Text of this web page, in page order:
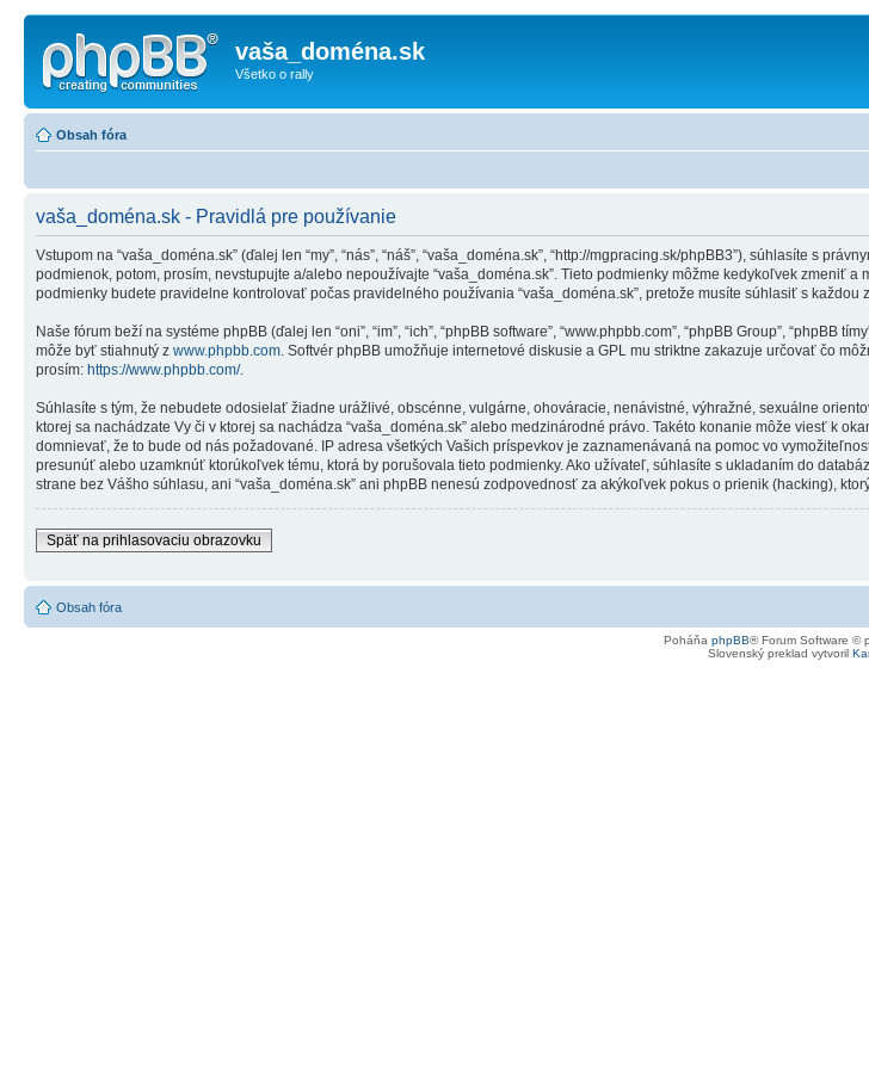
vaša_doména.sk
Všetko o rally
Obsah fóra
vaša_doména.sk - Pravidlá pre používanie
Vstupom na “vaša_doména.sk” (ďalej len “my”, “nás”, “náš”, “vaša_doména.sk”, “http://mgpracing.sk/phpBB3”), súhlasíte s
podmienok, potom, prosím, nevstupujte a/alebo nepoužívajte “vaša_doména.sk”. Tieto podmienky môžme kedykoľvek zmeniť
podmienky budete pravidelne kontrolovať počas pravidelného používania “vaša_doména.sk”, pretože musíte súhlasiť s
Naše fórum beží na systéme phpBB (ďalej len “oni”, “im”, “ich”, “phpBB software”, “www.phpbb.com”, “phpBB Group”, “phpBB
môže byť stiahnutý z www.phpbb.com . Softvér phpBB umožňuje internetové diskusie a GPL mu striktne zakazuje určovať čo
prosím: https://www.phpbb.com/.
Súhlasíte s tým, že nebudete odosielať žiadne urážlivé, obscénne, vulgárne, ohováracie, nenávistné, výhražné, sexuálne
ktorej sa nachádzate Vy či v ktorej sa nachádza “vaša_doména.sk” alebo medzinárodné právo. Takéto konanie môže viesť k
domnievať, že to bude od nás požadované. IP adresa všetkých Vašich príspevkov je zaznamenávaná na pomoc vo
presunúť alebo uzamknúť ktorúkoľvek tému, ktorá by porušovala tieto podmienky. Ako užívateľ, súhlasíte s ukladaním do
strane bez Vášho súhlasu, ani “vaša_doména.sk” ani phpBB nenesú zodpovednosť za akýkoľvek pokus o prienik (hacking),
Späť na prihlasovaciu obrazovku
Obsah fóra
Poháňa phpBB® Forum Software ©
Slovenský preklad vytvoril